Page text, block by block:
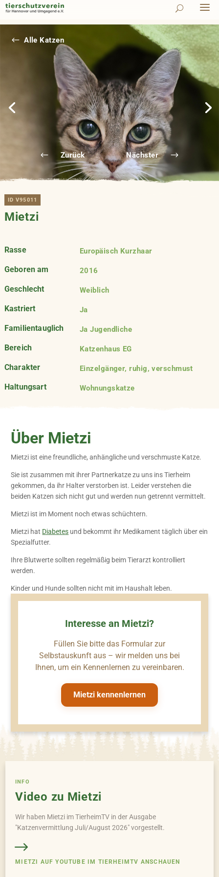
Zurück Nächster
# Alle Katzen
ID V95011
Mietzi
Rasse Europäisch Kurzhaar
Geboren am 2016
Geschlecht Weiblich
Kastriert Ja
Familientauglich Ja Jugendliche
Bereich Katzenhaus EG
Charakter Einzelgänger, ruhig, verschmust
Haltungsart Wohnungskatze
Über Mietzi
Mietzi ist eine freundliche, anhängliche und verschmuste Katze.
Sie ist zusammen mit ihrer Partnerkatze zu uns ins Tierheim
gekommen, da ihr Halter verstorben ist. Leider verstehen die
beiden Katzen sich nicht gut und werden nun getrennt vermittelt.
Mietzi ist im Moment noch etwas schüchtern.
Mietzi hat Diabetes und bekommt ihr Medikament täglich über ein
Spezialfutter.
Ihre Blutwerte sollten regelmäßig beim Tierarzt kontrolliert
werden.
Kinder und Hunde sollten nicht mit im Haushalt leben.
Interesse an Mietzi?
Füllen Sie bitte das Formular zur
Selbstauskunft aus – wir melden uns bei
Ihnen, um ein Kennenlernen zu vereinbaren.
Mietzi kennenlernen
INFO
Video zu Mietzi
Wir haben Mietzi im TierheimTV in der Ausgabe
"Katzenvermittlung Juli/August 2026" vorgestellt.
MIETZI AUF YOUTUBE IM TIERHEIMTV ANSCHAUEN